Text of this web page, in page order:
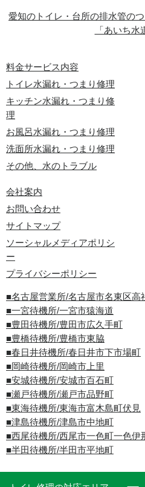
愛知のトイレ・台所の排水管の
「あいち水
料金サービス内容
トイレ水漏れ・つまり修理
キッチン水漏れ・つまり修
理
お風呂水漏れ・つまり修理
洗面所水漏れ・つまり修理
その他、水のトラブル
会社案内
お問い合わせ
サイトマップ
ソーシャルメディアポリシ
ー
プライバシーポリシー
■名古屋営業所/名古屋市名東区高
■一宮待機所/一宮市猿海道
■豊田待機所/豊田市広久手町
■豊橋待機所/豊橋市東脇
■春日井待機所/春日井市下市場町
■岡崎待機所/岡崎市上里
■安城待機所/安城市百石町
■瀬戸待機所/瀬戸市品野町
■東海待機所/東海市富木島町伏見
■津島待機所/津島市中地町
■西尾待機所/西尾市一色町一色伊
■半田待機所/半田市平地町